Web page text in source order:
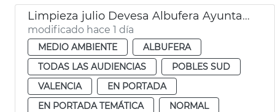
Limpieza julio Devesa Albufera Ayuntamiento València
modificado hace 1 día
MEDIO AMBIENTE
ALBUFERA
TODAS LAS AUDIENCIAS
POBLES SUD
VALENCIA
EN PORTADA
EN PORTADA TEMÁTICA
NORMAL